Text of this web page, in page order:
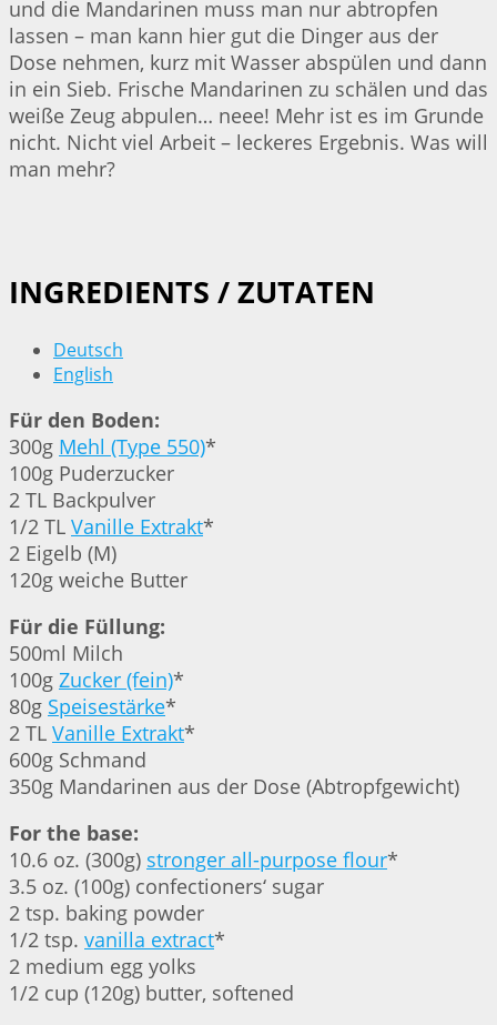
und die Mandarinen muss man nur abtropfen
lassen – man kann hier gut die Dinger aus der
Dose nehmen, kurz mit Wasser abspülen und dann
in ein Sieb. Frische Mandarinen zu schälen und das
weiße Zeug abpulen… neee! Mehr ist es im Grunde
nicht. Nicht viel Arbeit – leckeres Ergebnis. Was will
man mehr?
INGREDIENTS / ZUTATEN
Deutsch
English
Für den Boden:
300g Mehl (Type 550)*
100g Puderzucker
2 TL Backpulver
1/2 TL Vanille Extrakt*
2 Eigelb (M)
120g weiche Butter
Für die Füllung:
500ml Milch
100g Zucker (fein)*
80g Speisestärke*
2 TL Vanille Extrakt*
600g Schmand
350g Mandarinen aus der Dose (Abtropfgewicht)
For the base:
10.6 oz. (300g) stronger all-purpose flour*
3.5 oz. (100g) confectioners‘ sugar
2 tsp. baking powder
1/2 tsp. vanilla extract*
2 medium egg yolks
1/2 cup (120g) butter, softened